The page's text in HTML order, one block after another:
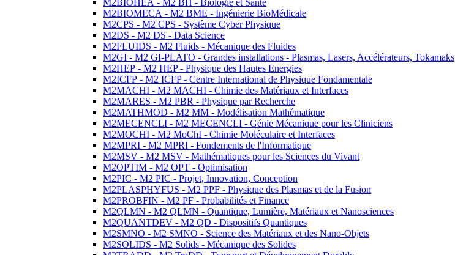
M2BIOHEA - M2 BH - Biologie et Santé
M2BIOMECA - M2 BME - Ingénierie BioMédicale
M2CPS - M2 CPS - Système Cyber Physique
M2DS - M2 DS - Data Science
M2FLUIDS - M2 Fluids - Mécanique des Fluides
M2GI - M2 GI-PLATO - Grandes installations - Plasmas, Lasers, Accélérateurs, Tokamaks
M2HEP - M2 HEP - Physique des Hautes Energies
M2ICFP - M2 ICFP - Centre International de Physique Fondamentale
M2MACHI - M2 MACHI - Chimie des Matériaux et Interfaces
M2MARES - M2 PBR - Physique par Recherche
M2MATHMOD - M2 MM - Modélisation Mathématique
M2MECENCLI - M2 MECENCLI - Génie Mécanique pour les Cliniciens
M2MOCHI - M2 MoChI - Chimie Moléculaire et Interfaces
M2MPRI - M2 MPRI - Fondements de l'Informatique
M2MSV - M2 MSV - Mathématiques pour les Sciences du Vivant
M2OPTIM - M2 OPT - Optimisation
M2PIC - M2 PIC - Projet, Innovation, Conception
M2PLASPHYFUS - M2 PPF - Physique des Plasmas et de la Fusion
M2PROBFIN - M2 PF - Probabilités et Finance
M2QLMN - M2 QLMN - Quantique, Lumière, Matériaux et Nanosciences
M2QUANTDEV - M2 QD - Dispositifs Quantiques
M2SMNO - M2 SMNO - Science des Matériaux et des Nano-Objets
M2SOLIDS - M2 Solids - Mécanique des Solides